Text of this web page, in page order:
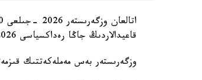
قاعيدالاردىڭ جاڭا رەداكسياسى 2026 -جىلعى 17 -تامىزدان باستاپ كۇشىنە ەنەدى.
وزگەرىستەر بەس مەملەكەتتىك